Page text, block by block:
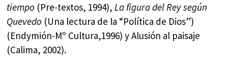
tiempo (Pre-textos, 1994),La figura del Rey según
Quevedo (Una lectura de la “Política de Dios”)
(Endymión-Mº Cultura,1996) y Alusión al paisaje
(Calima, 2002).